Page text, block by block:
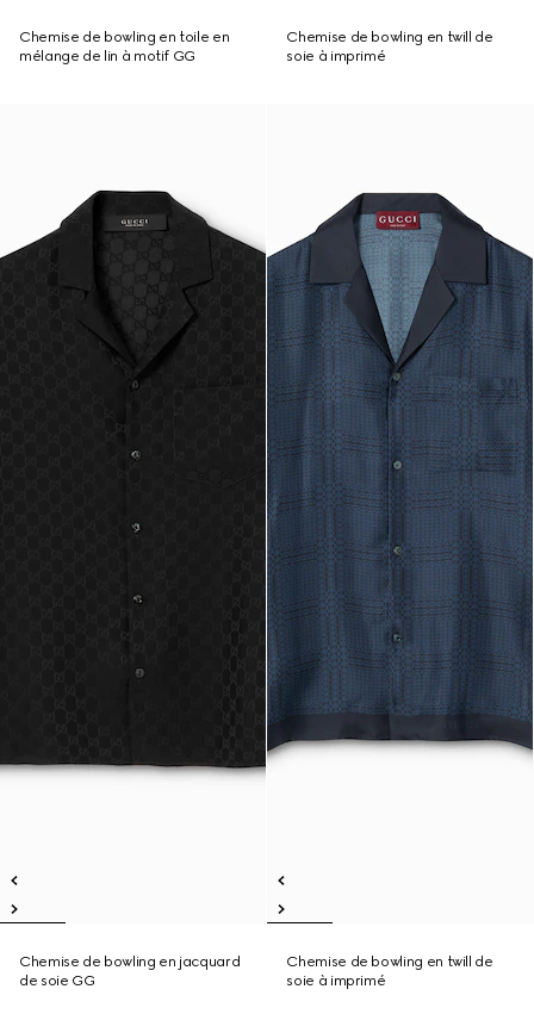
Chemise de bowling en toile en
mélange de lin à motif GG
Chemise de bowling en twill de
soie à imprimé
Chemise de bowling en jacquard
de soie GG
Chemise de bowling en twill de
soie à imprimé